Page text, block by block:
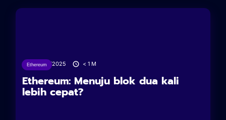
Ethereum
24/06/2025 < 1 M
Ethereum: Menuju blok dua kali
lebih cepat?